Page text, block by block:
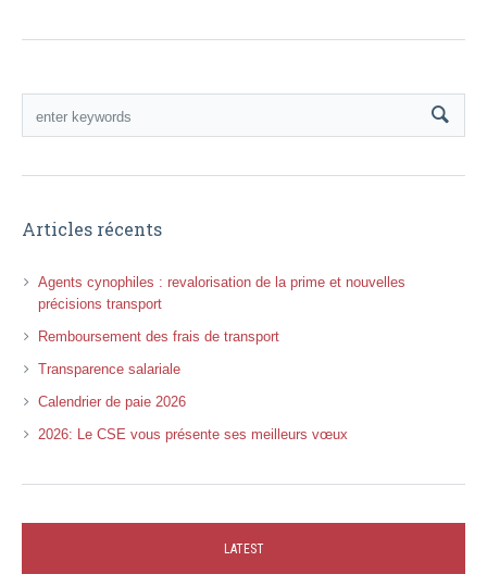
Articles récents
Agents cynophiles : revalorisation de la prime et nouvelles
précisions transport
Remboursement des frais de transport
Transparence salariale
Calendrier de paie 2026
2026: Le CSE vous présente ses meilleurs vœux
LATEST